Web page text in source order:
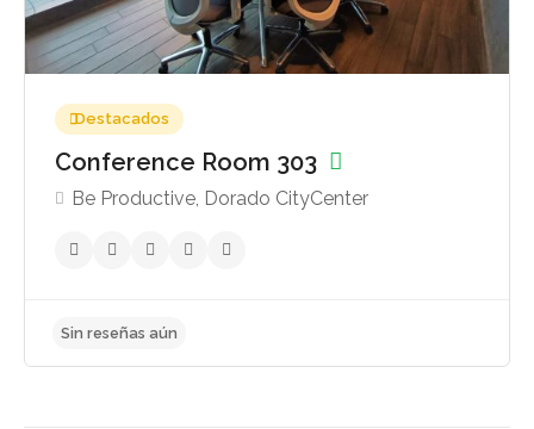
Destacados
Conference Room 303
Be Productive, Dorado CityCenter